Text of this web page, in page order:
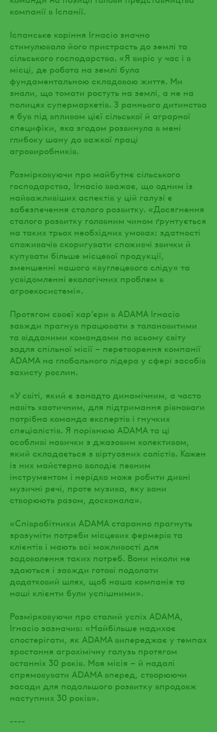
компанії в Іспанії.
Іспанське коріння Ігнасіо значно
стимулювало його пристрасть до землі та
сільського господарства. «Я виріс у час і в
місці, де робота на землі була
фундаментальною складовою життя. Ми
знали, що томати ростуть на землі, а не на
полицях супермаркетів. З раннього дитинства
я був під впливом цієї сільської й аграрної
специфіки, яка згодом розвинула в мені
глибоку шану до важкої праці
агровиробників.
Розмірковуючи про майбутнє сільського
господарства, Ігнасіо вважає, що одним із
найважливіших аспектів у цій галузі є
забезпечення сталого розвитку. «Досягнення
сталого розвитку головним чином ґрунтується
на таких трьох необхідних умовах: здатності
споживачів скоригувати споживчі звички й
купувати більше місцевої продукції,
зменшенні нашого «вуглецевого сліду» та
усвідомленні екологічних проблем в
агроекосистемі».
Протягом своєї кар’єри в ADAMA Ігнасіо
завжди прагнув працювати з талановитими
та відданими командами по всьому світу
задля спільної місії – перетворення компанії
ADAMA на глобального лідера у сфері засобів
захисту рослин.
«У світі, який є занадто динамічним, а часто
навіть хаотичним, для підтримання рівноваги
потрібна команда експертів і гнучких
спеціалістів. Я порівнюю ADAMA та ці
особливі навички з джазовим колективом,
який складається з віртуозних солістів. Кожен
із них майстерно володіє певним
інструментом і нерідко може робити дивні
музичні речі, проте музика, яку вони
створюють разом, досконала».
«Співробітники ADAMA старанно прагнуть
зрозуміти потреби місцевих фермерів та
клієнтів і мають всі можливості для
задоволення таких потреб. Вони ніколи не
здаються і завжди готові подолати
додатковий шлях, щоб наша компанія та
наші клієнти були успішними».
Розмірковуючи про сталий успіх ADAMA,
Ігнасіо зазначив: «Найбільше надихає
спостерігати, як ADAMA випереджає у темпах
зростання агрохімічну галузь протягом
останніх 30 років. Моя місія – й надалі
спрямовувати ADAMA вперед, створюючи
засади для подальшого розвитку впродовж
наступних 30 років».
----